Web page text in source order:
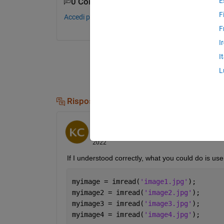
Accedi per commentare.
Risposte (1)
2022
If I understood correctly, what you could do is
myimage = imread( 'image1.jpg' );
myimage2 = imread( 'image2.jpg' );
myimage3 = imread( 'image3.jpg' );
myimage4 = imread( 'image4.jpg' );